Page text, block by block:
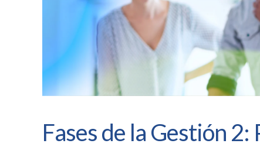
Fases de la Gestión